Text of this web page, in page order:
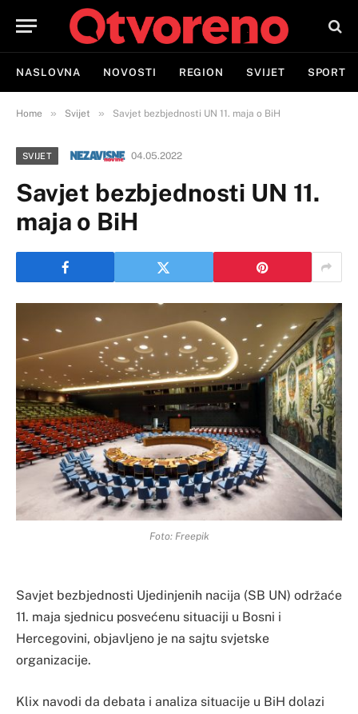
NASLOVNA NOVOSTI REGION SVIJET SPORT
Home » Svijet » Savjet bezbjednosti UN 11. maja o BiH
SVIJET 04.05.2022
Savjet bezbjednosti UN 11.
maja o BiH
Foto: Freepik
Savjet bezbjednosti Ujedinjenih nacija (SB UN) održaće
11. maja sjednicu posvećenu situaciji u Bosni i
Hercegovini, objavljeno je na sajtu svjetske
organizacije.
Klix navodi da debata i analiza situacije u BiH dolazi